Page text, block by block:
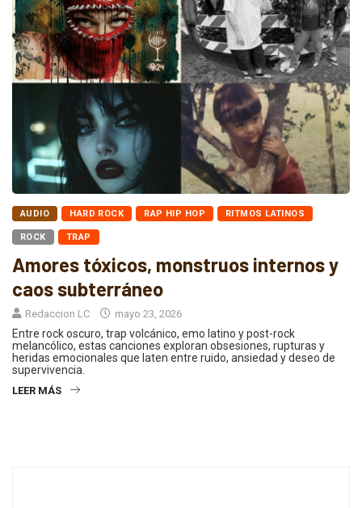
AUDIO HARD ROCK RAP HIP HOP RITMOS LATINOS
ROCK TRAP
Amores tóxicos, monstruos internos y
caos subterráneo
Redaccion LC mayo 23, 2026
Entre rock oscuro, trap volcánico, emo latino y post-rock
melancólico, estas canciones exploran obsesiones, rupturas y
heridas emocionales que laten entre ruido, ansiedad y deseo de
supervivencia.
LEER MÁS